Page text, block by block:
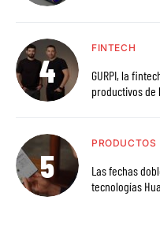
FINTECH
GURPI, la fintech argentina,
productivos de
PRODUCTOS
Las fechas
tecnologías